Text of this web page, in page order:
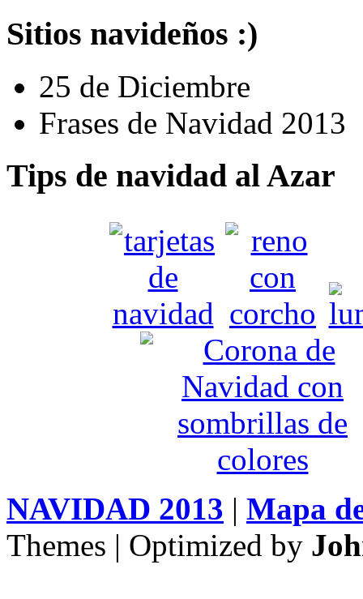
Sitios navideños :)
25 de Diciembre
Frases de Navidad 2013
Tips de navidad al Azar
NAVIDAD 2013 | Mapa
Themes | Optimized by